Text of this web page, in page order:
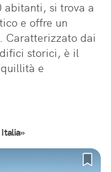
abitanti, si trova a
e offre un
Caratterizzato dai
storici, è il
e